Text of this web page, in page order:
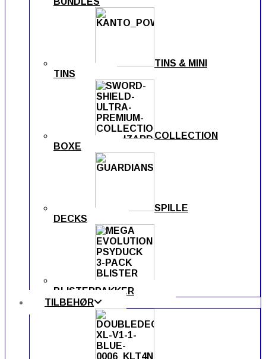
TINS & MINI
TINS
COLLECTION
BOXE
SPILLE
DECKS
BLISTERPAKKER
TILBEHØR